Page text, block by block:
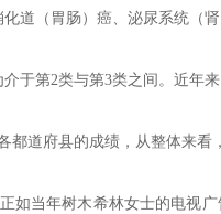
道（胃肠）癌、泌尿系统（
于第2类与第3类之间。近年
都道府县的成绩，从整体来
如当年树木希林女士的电视